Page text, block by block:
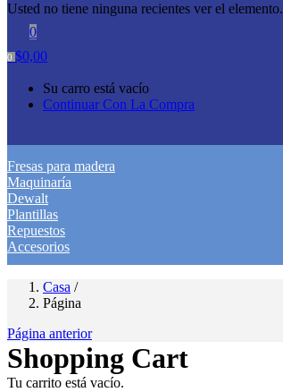
Usted no tiene ninguna recientes ver el elemento.
0
0 $0,00
Su carro está vacío
Continuar Con La Compra
Fresas para madera
Maquinaría
Dewalt
Plantillas
Repuestos
Accesorios
Casa /
Página
Página anterior
Shopping Cart
Tu carrito está vacío.